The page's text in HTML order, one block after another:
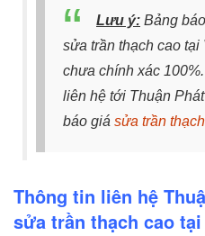
Lưu ý: Bảng
sửa trần thạch cao tại
chưa chính xác
liên hệ tới Thuận
báo giá sửa trần
Thông tin liên hệ
sửa trần thạch cao tại